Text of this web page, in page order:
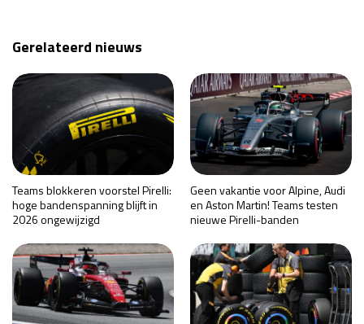
Gerelateerd nieuws
Teams blokkeren voorstel Pirelli:
hoge bandenspanning blijft in
2026 ongewijzigd
Geen vakantie voor Alpine, Audi
en Aston Martin! Teams testen
nieuwe Pirelli-banden